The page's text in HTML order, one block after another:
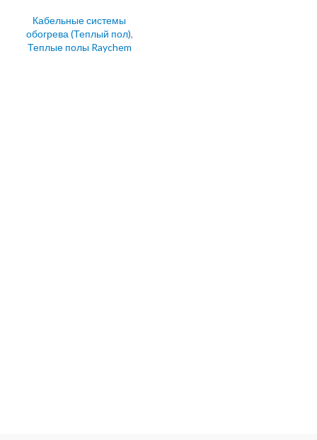
Кабельные системы
обогрева (Теплый пол),
Теплые полы Raychem